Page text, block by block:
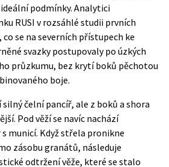
podmínky. Analytici
RUSI vrozsáhlé studii prvních
co se na severních přístupech ke
svazky postupovaly po úzkých
průzkumu, bez krytí boků pěchotou
boje.
silný čelní pancíř, ale z boků a shora
Pod věží se navíc nachází
municí. Když střela pronikne
zásobu granátů, následuje
odtržení věže, které se stalo